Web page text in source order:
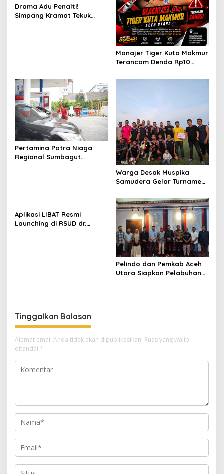
Drama Adu Penalti!
Simpang Kramat Tekuk
Manajer Tiger Kuta Makmur
Terancam Denda Rp10
Piala Ketua KONI Aceh Akan
Pertamina Patra Niaga
Regional Sumbagut
Warga Desak Muspika
Samudera Gelar Turnamen
Blang Kabu
Aplikasi LIBAT Resmi
Launching di RSUD dr.
Pelindo dan Pemkab Aceh
Utara Siapkan Pelabuhan
Tinggalkan Balasan
Alamat email Anda tidak akan dipublikasikan. Ruas yang wajib
ditandai *